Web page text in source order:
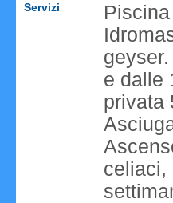
Servizi
e dalle
privata
celiaci,